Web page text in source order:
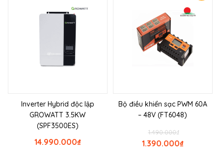
Inverter Hybrid độc lập
GROWATT 3.5KW
(SPF3500ES)
₫
14.990.000
Bộ điều khiển sạc PWM 60A
– 48V (FT6048)
₫
1.490.000
₫
1.390.000